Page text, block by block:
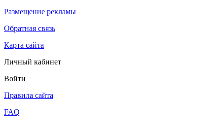
Размещение рекламы
Обратная связь
Карта сайта
Личный кабинет
Войти
Правила сайта
FAQ